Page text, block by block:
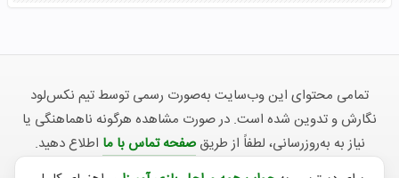
تمامی محتوای این وب‌سایت به‌صورت رسمی توسط تیم نکس‌لود
نگارش و تدوین شده است. در صورت مشاهده هرگونه ناهماهنگی یا
نیاز به به‌روزرسانی، لطفاً از طریقصفحه تماس با ما اطلاع دهید.